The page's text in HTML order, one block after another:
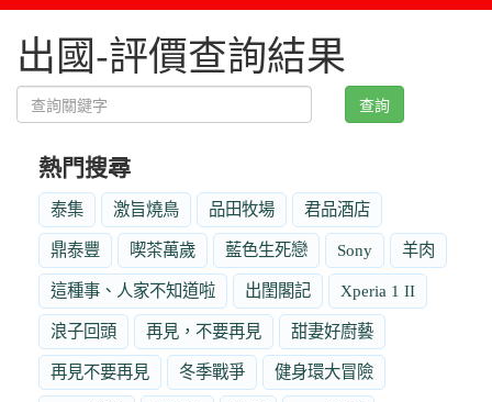
出國-評價查詢結果
查詢
熱門搜尋
泰集 激旨燒鳥 品田牧場 君品酒店
鼎泰豐 喫茶萬歲 藍色生死戀 Sony 羊肉
這種事、人家不知道啦 出閨閣記 Xperia 1 II
浪子回頭 再見，不要再見 甜妻好廚藝
再見不要再見 冬季戰爭 健身環大冒險